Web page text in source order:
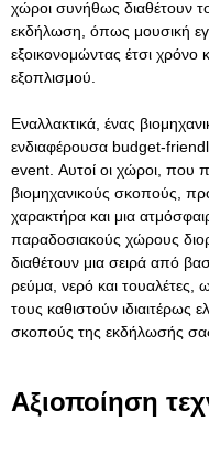
χώροι συνήθως διαθέτουν
εκδήλωση, όπως μουσική
εξοικονομώντας έτσι χρόνο
εξοπλισμού.
Εναλλακτικά, ένας
ενδιαφέρουσα budget-
event. Αυτοί οι χώροι, που
βιομηχανικούς σκοπούς,
χαρακτήρα και μια
παραδοσιακούς χώρους
διαθέτουν μια σειρά από
ρεύμα, νερό και τουαλέτες,
τους καθιστούν ιδιαιτέρως
σκοπούς της εκδήλωσής
Αξιοποίηση